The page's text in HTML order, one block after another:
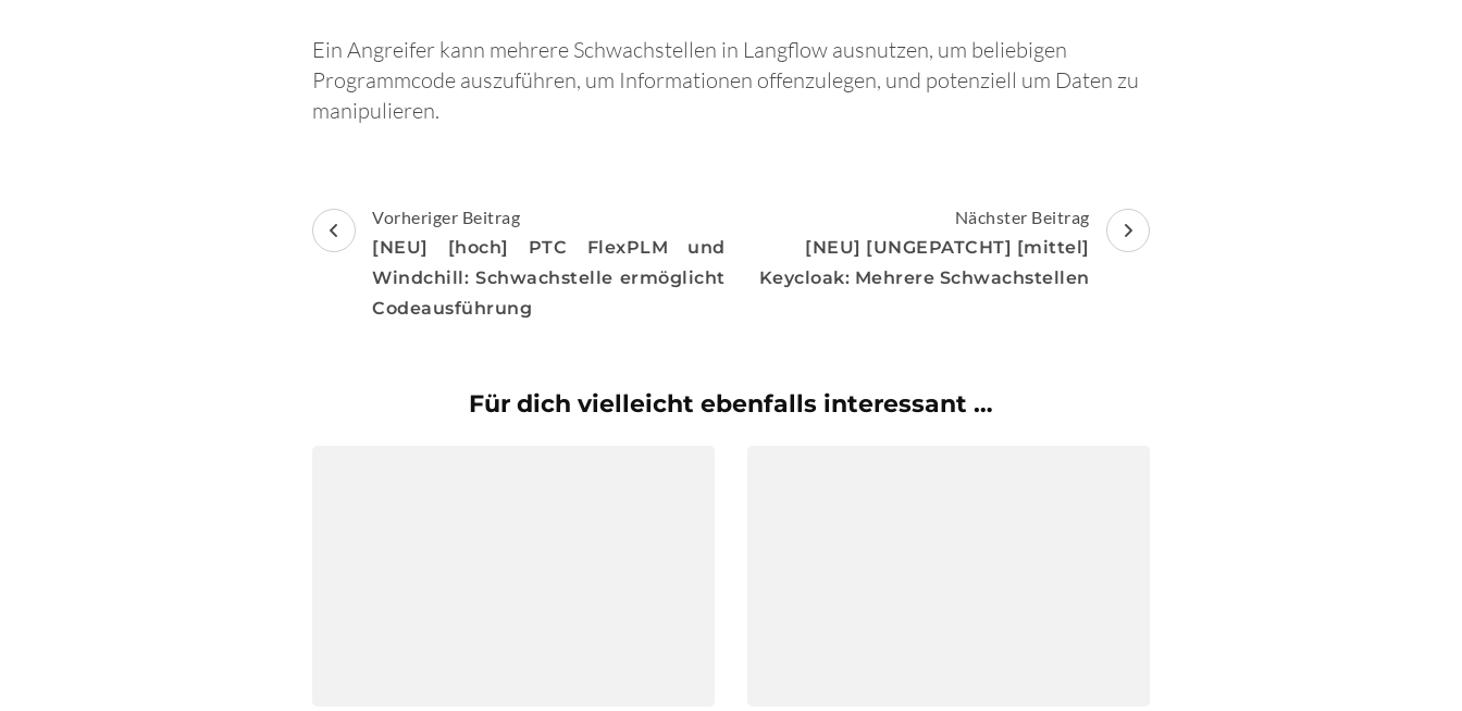
Ein Angreifer kann mehrere Schwachstellen in Langflow ausnutzen, um beliebigen
Programmcode auszuführen, um Informationen offenzulegen, und potenziell um Daten zu
manipulieren.
Beitragsnavigation
Vorheriger Beitrag
[NEU] [hoch] PTC FlexPLM und
Windchill: Schwachstelle ermöglicht
Codeausführung
Nächster Beitrag
[NEU] [UNGEPATCHT] [mittel]
Keycloak: Mehrere Schwachstellen
Für dich vielleicht ebenfalls interessant …